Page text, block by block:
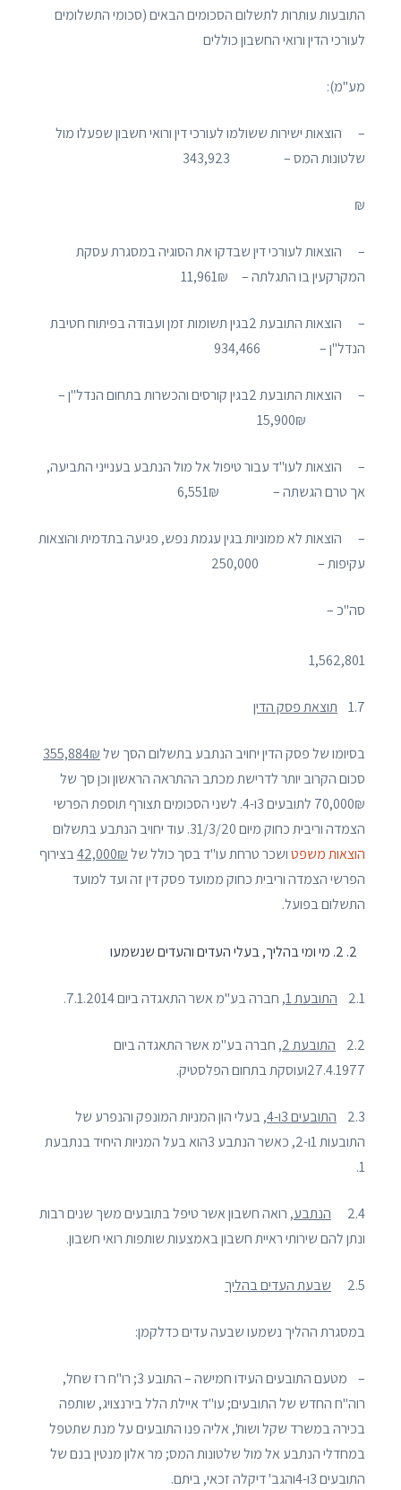
התובעות עותרות לתשלום הסכומים הבאים (סכומי התשלומים
לעורכי הדין ורואי החשבון כוללים
מע"מ):
– הוצאות ישירות ששולמו לעורכי דין ורואי חשבון שפעלו מול
שלטונות המס – 343,923
₪
– הוצאות לעורכי דין שבדקו את הסוגיה במסגרת עסקת
המקרקעין בו התגלתה – 11,961₪
– הוצאות התובעת 2בגין תשומות זמן ועבודה בפיתוח חטיבת
הנדל"ן – 934,466
– הוצאות התובעת 2בגין קורסים והכשרות בתחום הנדל"ן –
– הוצאות לעו"ד עבור טיפול אל מול הנתבע בענייני התביעה,
אך טרם הגשתה – 6,551₪
– הוצאות לא ממוניות בגין עגמת נפש, פגיעה בתדמית והוצאות
עקיפות – 250,000
סה"כ –
1,562,801
1.7 תוצאת פסק הדין
בסיומו של פסק הדין יחויב הנתבע בתשלום הסך של355,884₪
סכום הקרוב יותר לדרישת מכתב ההתראה הראשון וכן סך של
70,000₪ לתובעים 3ו-4. לשני הסכומים תצורף תוספת הפרשי
הצמדה וריבית כחוק מיום 31/3/20. עוד יחויב הנתבע בתשלום
הוצאות משפטושכר טרחת עו"ד בסך כולל של42,000₪בצירוף
הפרשי הצמדה וריבית כחוק ממועד פסק דין זה ועד למועד
התשלום בפועל.
2. מי ומי בהליך, בעלי העדים והעדים שנשמעו
2.1 התובעת 1 , חברה בע"מ אשר התאגדה ביום 7.1.2014.
2.2 התובעת 2
, חברה בע"מ אשר התאגדה ביום
27.4.1977ועוסקת בתחום הפלסטיק.
2.3 התובעים 3ו-4
, בעלי הון המניות המונפק והנפרע של
התובעות 1ו-2, כאשר הנתבע 3הוא בעל המניות היחיד בנתבעת
1.
2.4 הנתבע, רואה חשבון אשר טיפל בתובעים משך שנים רבות
ונתן להם שירותי ראיית חשבון באמצעות שותפות רואי חשבון.
2.5 שבעת העדים בהליך
במסגרת ההליך נשמעו שבעה עדים כדלקמן:
– מטעם התובעים העידו חמישה – התובע 3; רו"ח רז שחל,
רוה"ח החדש של התובעים; עו"ד איילת הלל בירנצויג, שותפה
בכירה במשרד שקל ושות', אליה פנו התובעים על מנת שתטפל
במחדלי הנתבע אל מול שלטונות המס; מר אלון מנטין בנם של
התובעים 3ו-4והגב' דיקלה זכאי, ביתם.